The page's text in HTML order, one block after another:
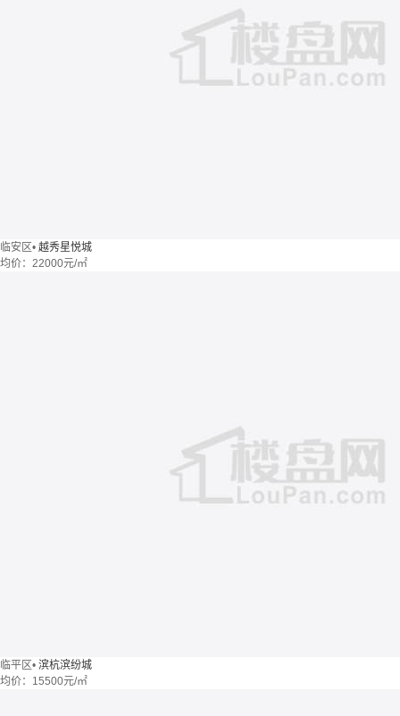
临安区• 越秀星悦城
均价： 22000元/㎡
临平区• 滨杭滨纷城
均价： 15500元/㎡